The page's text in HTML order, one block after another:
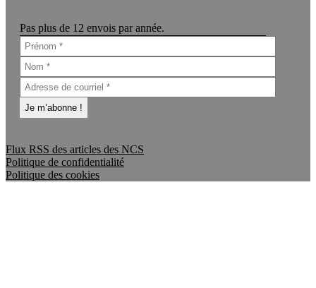
Pas plus de 12 envois par année.
Flux RSS des articles des NCS
Politique de confidentialité
Politique des cookies